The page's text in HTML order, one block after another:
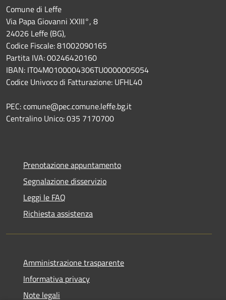
Comune di Leffe
Via Papa Giovanni XXIII°, 8
24026 Leffe (BG),
Codice Fiscale: 81002090165
Partita IVA: 00246420160
IBAN: IT04M0100004306TU0000005054
Codice Univoco di Fatturazione: UFHL40
PEC: comune@pec.comune.leffe.bg.it
Centralino Unico: 035 7170700
Prenotazione appuntamento
Segnalazione disservizio
Leggi le FAQ
Richiesta assistenza
Amministrazione trasparente
Informativa privacy
Note legali